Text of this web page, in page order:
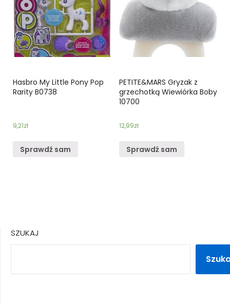
Hasbro My Little Pony Pop
Rarity B0738
9,21zł
Sprawdź sam
PETITE&MARS Gryzak z
grzechotką Wiewiórka Boby
10700
12,99zł
Sprawdź sam
SZUKAJ